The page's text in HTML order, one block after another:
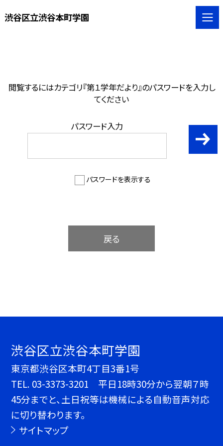
渋谷区立渋谷本町学園
閲覧するにはカテゴリ『第１学年だより』のパスワードを入力し
てください
パスワード入力
パスワードを表示する
戻る
渋谷区立渋谷本町学園
東京都渋谷区本町4丁目3番1号
TEL. 03-3373-3201 平日18時30分から翌朝７時
45分までと、土日祝等は機械による自動音声対応
に切り替わります。
サイトマップ